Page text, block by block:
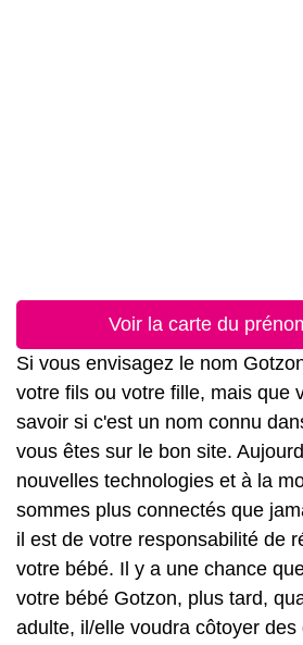
Voir la carte du
Si vous envisagez le nom
votre fils ou votre fille, mais que
savoir si c'est un nom connu
vous êtes sur le bon site.
nouvelles technologies et à la
sommes plus connectés que
il est de votre responsabilité de
votre bébé. Il y a une chance
votre bébé Gotzon, plus tard,
adulte, il/elle voudra côtoyer des